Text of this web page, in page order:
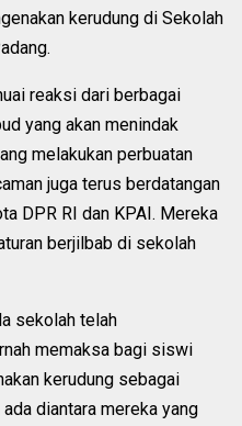
kerudung di Sekolah
reaksi dari berbagai
yang akan menindak
melakukan perbuatan
juga terus berdatangan
DPR RI dan KPAI. Mereka
berjilbab di sekolah
sekolah telah
memaksa bagi siswi
kerudung sebagai
diantara mereka yang